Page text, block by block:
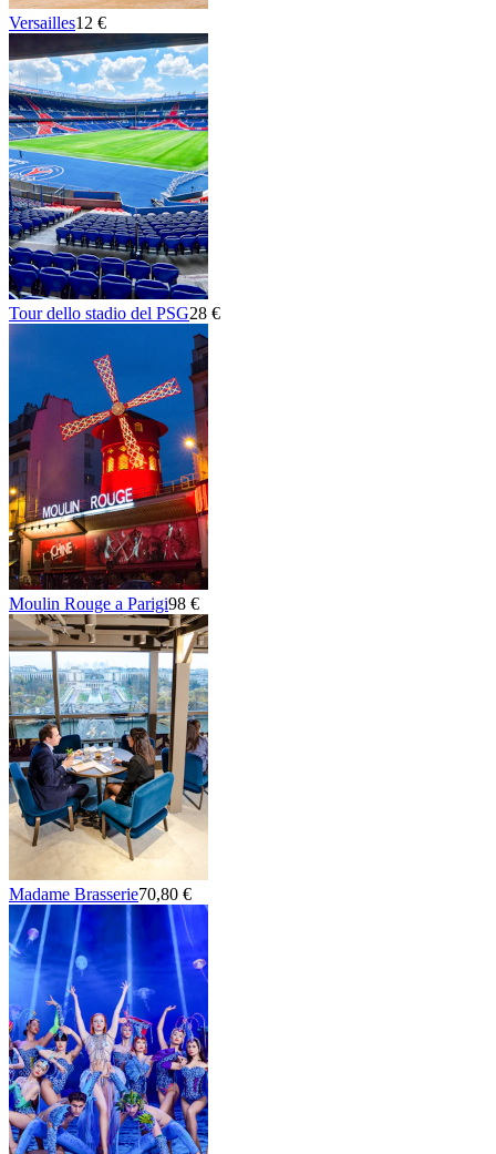
Versailles12 €
Tour dello stadio del PSG28 €
Moulin Rouge a Parigi98 €
Madame Brasserie70,80 €